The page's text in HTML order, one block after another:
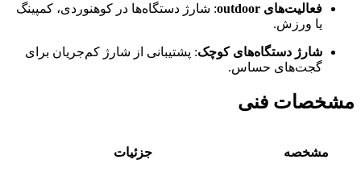
فعالیت‌های outdoor
: شارژ دستگاه‌ها در کوهنوردی، کمپینگ
یا ورزش.
شارژ دستگاه‌های کوچک: پشتیبانی از شارژ کم‌جریان برای
گجت‌های حساس.
مشخصات فنی
مشخصه جزئیات